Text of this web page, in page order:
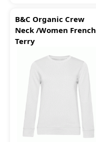
B&C Organic Crew
Neck /Women French
Terry